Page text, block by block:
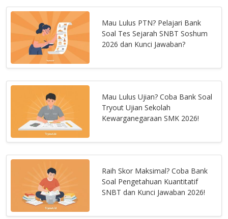
Mau Lulus PTN? Pelajari Bank
Soal Tes Sejarah SNBT Soshum
2026 dan Kunci Jawaban?
Mau Lulus Ujian? Coba Bank Soal
Tryout Ujian Sekolah
Kewarganegaraan SMK 2026!
Raih Skor Maksimal? Coba Bank
Soal Pengetahuan Kuantitatif
SNBT dan Kunci Jawaban 2026!